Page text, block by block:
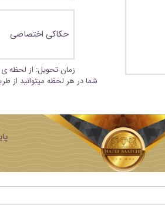
حکاکی اختصاصی
زمان تحویل: از لحظه
شما در هر لحظه میتوانید از